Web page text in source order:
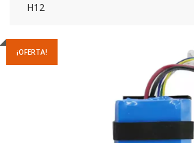
H12
¡OFERTA!